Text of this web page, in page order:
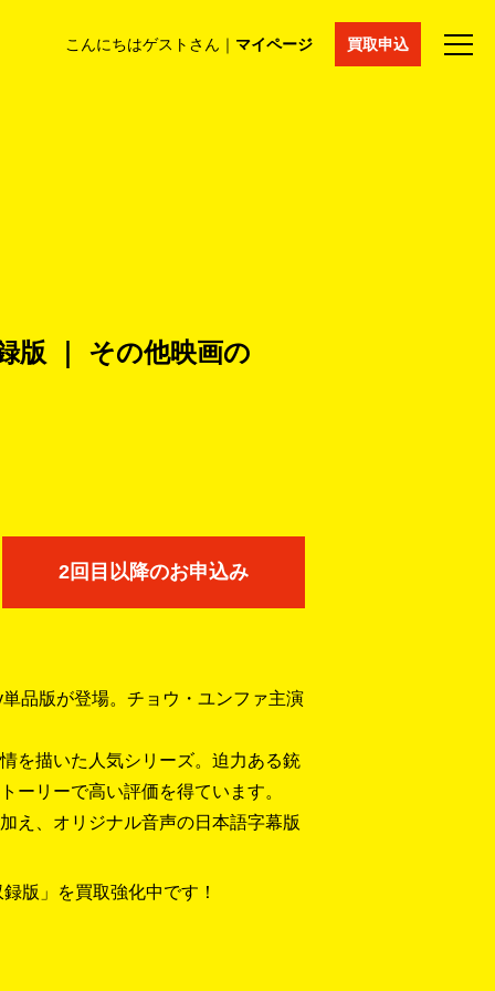
こんにちはゲストさん｜ マイページ 買取申込
コラム マイページ 採用情報 通販サイト
版 ｜ その他映画の
2回目以降のお申込み
品版が登場。チョウ・ユンファ主演
を描いた人気シリーズ。迫力ある銃
ーリーで高い評価を得ています。
え、オリジナル音声の日本語字幕版
版」を買取強化中です！